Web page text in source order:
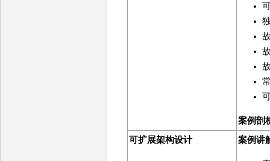
案例剖
可扩展架构设计
案例讲